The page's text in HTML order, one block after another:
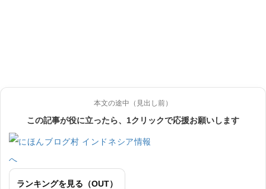
本文の途中（見出し前）
この記事が役に立ったら、1クリックで応援お願いします
ランキングを見る（OUT）